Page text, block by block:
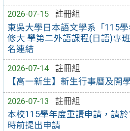
2026-07-15
註冊組
東吳大學日本語文學系「115
修大 學第二外語課程(日語)專
名連結
2026-07-14
註冊組
【高一新生】新生行事曆及開
2026-07-13
註冊組
本校115學年度重讀申請，請
時前提出申請